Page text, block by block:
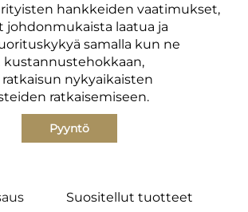
hankkeiden vaatimukset,
johdonmukaista laatua ja
samalla kun ne
nykyaikaisten
ratkaisemiseen.
Pyyntö
Suositellut tuotteet